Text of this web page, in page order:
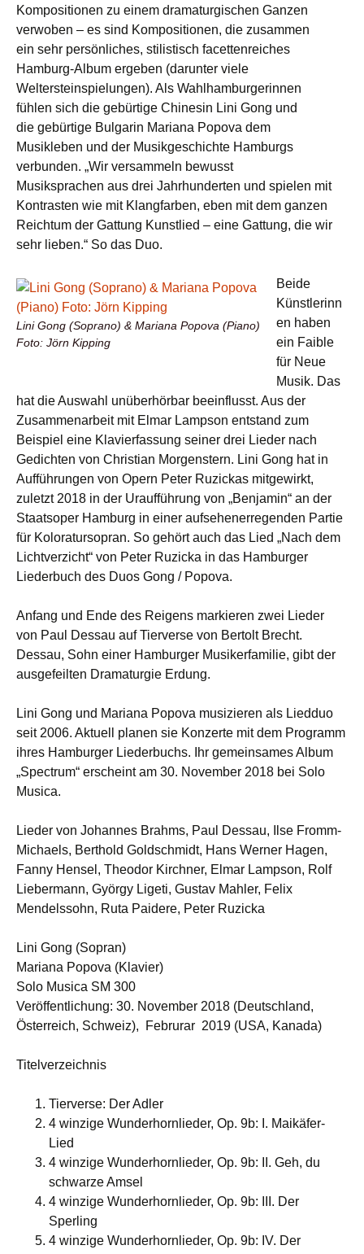
Kompositionen zu einem dramaturgischen Ganzen
verwoben – es sind Kompositionen, die zusammen
ein sehr persönliches, stilistisch facettenreiches
Hamburg-Album ergeben (darunter viele
Weltersteinspielungen). Als Wahlhamburgerinnen
fühlen sich die gebürtige Chinesin Lini Gong und
die gebürtige Bulgarin Mariana Popova dem
Musikleben und der Musikgeschichte Hamburgs
verbunden. „Wir versammeln bewusst
Musiksprachen aus drei Jahrhunderten und spielen mit
Kontrasten wie mit Klangfarben, eben mit dem ganzen
Reichtum der Gattung Kunstlied – eine Gattung, die wir
sehr lieben.“ So das Duo.
Lini Gong (Soprano) & Mariana Popova (Piano)
Foto: Jörn Kipping
Beide
Künstlerinn
en haben
ein Faible
für Neue
Musik. Das
hat die Auswahl unüberhörbar beeinflusst. Aus der
Zusammenarbeit mit Elmar Lampson entstand zum
Beispiel eine Klavierfassung seiner drei Lieder nach
Gedichten von Christian Morgenstern. Lini Gong hat in
Aufführungen von Opern Peter Ruzickas mitgewirkt,
zuletzt 2018 in der Uraufführung von „Benjamin“ an der
Staatsoper Hamburg in einer aufsehenerregenden Partie
für Koloratursopran. So gehört auch das Lied „Nach dem
Lichtverzicht“ von Peter Ruzicka in das Hamburger
Liederbuch des Duos Gong / Popova.
Anfang und Ende des Reigens markieren zwei Lieder
von Paul Dessau auf Tierverse von Bertolt Brecht.
Dessau, Sohn einer Hamburger Musikerfamilie, gibt der
ausgefeilten Dramaturgie Erdung.
Lini Gong und Mariana Popova musizieren als Liedduo
seit 2006. Aktuell planen sie Konzerte mit dem Programm
ihres Hamburger Liederbuchs. Ihr gemeinsames Album
„Spectrum“ erscheint am 30. November 2018 bei Solo
Musica.
Lieder von Johannes Brahms, Paul Dessau, Ilse Fromm-
Michaels, Berthold Goldschmidt, Hans Werner Hagen,
Fanny Hensel, Theodor Kirchner, Elmar Lampson, Rolf
Liebermann, György Ligeti, Gustav Mahler, Felix
Mendelssohn, Ruta Paidere, Peter Ruzicka
Lini Gong (Sopran)
Mariana Popova (Klavier)
Solo Musica SM 300
Veröffentlichung: 30. November 2018 (Deutschland,
Österreich, Schweiz), Februrar 2019 (USA, Kanada)
Titelverzeichnis
Tierverse: Der Adler
4 winzige Wunderhornlieder, Op. 9b: I. Maikäfer-
Lied
4 winzige Wunderhornlieder, Op. 9b: II. Geh, du
schwarze Amsel
4 winzige Wunderhornlieder, Op. 9b: III. Der
Sperling
4 winzige Wunderhornlieder, Op. 9b: IV. Der